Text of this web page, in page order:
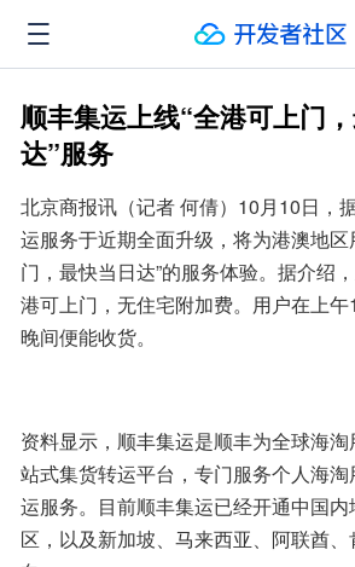
顺丰集运上线“全港可上门
达”服务
北京商报讯（记者 何倩）10月10日，
运服务于近期全面升级，将为港澳地区
门，最快当日达”的服务体验。据介绍
港可上门，无住宅附加费。用户在上
晚间便能收货。
资料显示，顺丰集运是顺丰为全球海
站式集货转运平台，专门服务个人海
运服务。目前顺丰集运已经开通中国
区，以及新加坡、马来西亚、阿联酋